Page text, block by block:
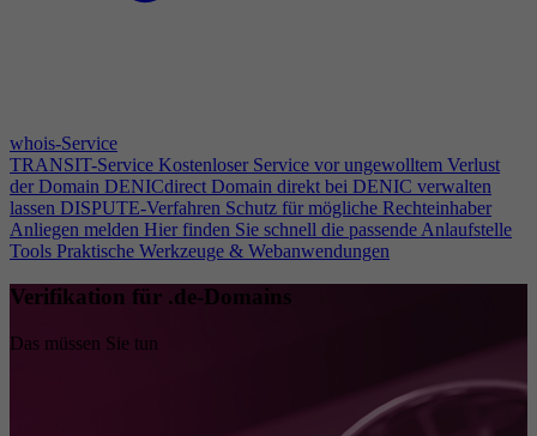
whois-Service
TRANSIT-Service Kostenloser Service vor ungewolltem Verlust
der Domain DENICdirect Domain direkt bei DENIC verwalten
lassen DISPUTE-Verfahren Schutz für mögliche Rechteinhaber
Anliegen melden Hier finden Sie schnell die passende Anlaufstelle
Tools Praktische Werkzeuge & Webanwendungen
Verifikation für .de-Domains
Das müssen Sie tun